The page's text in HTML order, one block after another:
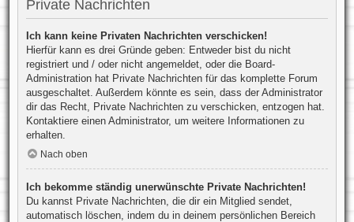
Private Nachrichten
Ich kann keine Privaten Nachrichten verschicken!
Hierfür kann es drei Gründe geben: Entweder bist du nicht
registriert und / oder nicht angemeldet, oder die Board-
Administration hat Private Nachrichten für das komplette Forum
ausgeschaltet. Außerdem könnte es sein, dass der Administrator
dir das Recht, Private Nachrichten zu verschicken, entzogen hat.
Kontaktiere einen Administrator, um weitere Informationen zu
erhalten.
Nach oben
Ich bekomme ständig unerwünschte Private Nachrichten!
Du kannst Private Nachrichten, die dir ein Mitglied sendet,
automatisch löschen, indem du in deinem persönlichen Bereich